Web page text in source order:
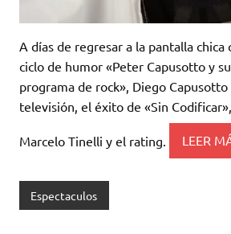
A días de regresar a la pantalla chica
ciclo de humor «Peter Capusotto y
programa de rock», Diego
televisión, el éxito de «Sin
Marcelo Tinelli y el rating. LEER
Espectaculos